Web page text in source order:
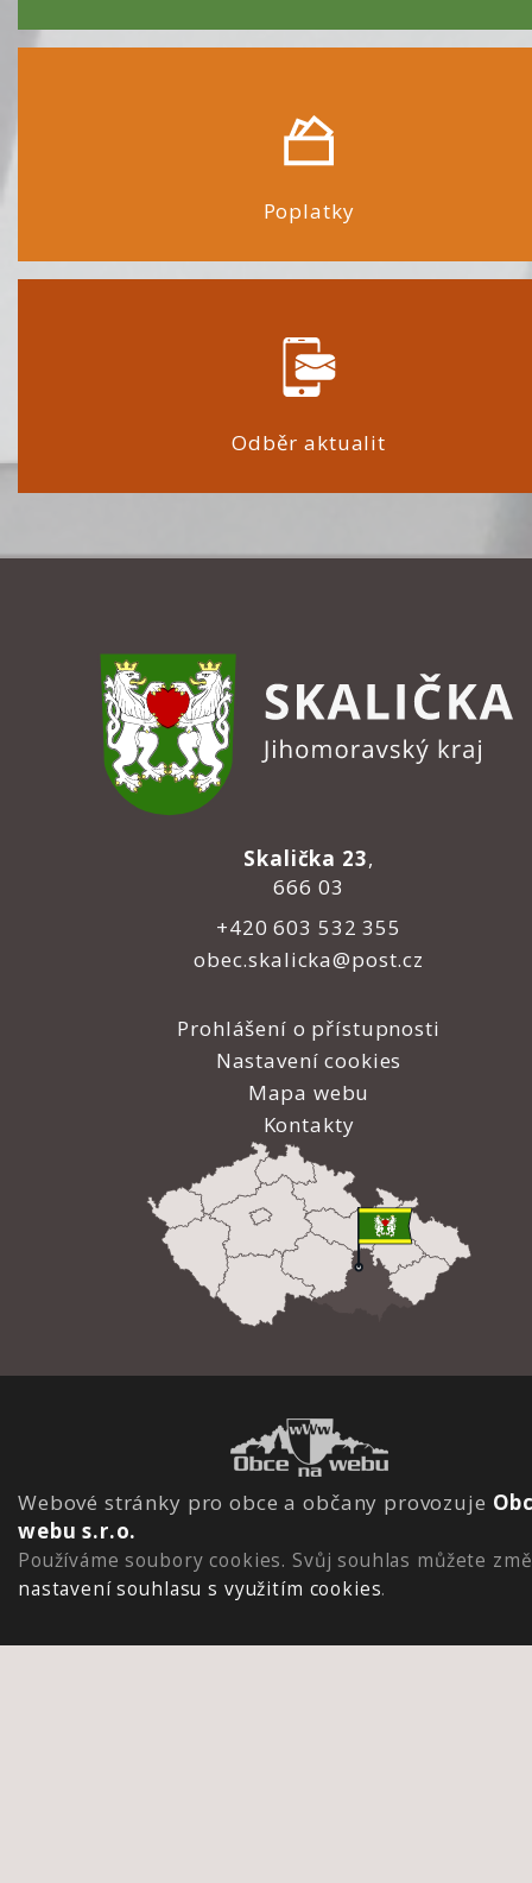
Poplatky
Odběr aktualit
Skalička 23,
666 03
+420 603 532 355
obec.skalicka@post.cz
Prohlášení o přístupnosti
Nastavení cookies
Mapa webu
Kontakty
Webové stránky pro obce a občany provozuje
webu s.r.o.
Používáme soubory cookies. Svůj souhlas můžete
nastavení souhlasu s využitím cookies.